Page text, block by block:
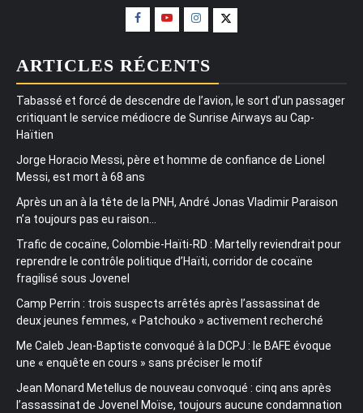
ARTICLES RÉCENTS
Tabassé et forcé de descendre de l’avion, le sort d’un passager
critiquant le service médiocre de Sunrise Airways au Cap-
Haïtien
Jorge Horacio Messi, père et homme de confiance de Lionel
Messi, est mort à 68 ans
Après un an à la tête de la PNH, André Jonas Vladimir Paraison
n’a toujours pas eu raison…
Trafic de cocaïne, Colombie-Haïti-RD : Martelly reviendrait pour
reprendre le contrôle politique d’Haïti, corridor de cocaïne
fragilisé sous Jovenel
Camp Perrin : trois suspects arrêtés après l’assassinat de
deux jeunes femmes, « Patchouko » activement recherché
Me Caleb Jean-Baptiste convoqué à la DCPJ : le BAFE évoque
une « enquête en cours » sans préciser le motif
Jean Monard Metellus de nouveau convoqué : cinq ans après
l’assassinat de Jovenel Moïse, toujours aucune condamnation